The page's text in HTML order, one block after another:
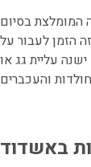
המומלצת בסיום
הזמן לעבור על
עליית גג או